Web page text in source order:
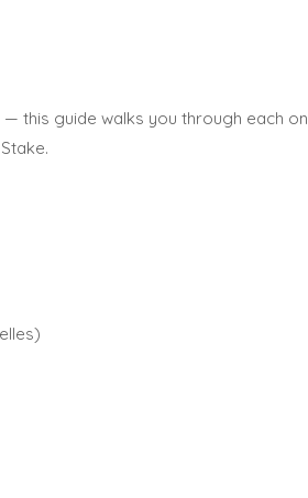
this guide walks you through each